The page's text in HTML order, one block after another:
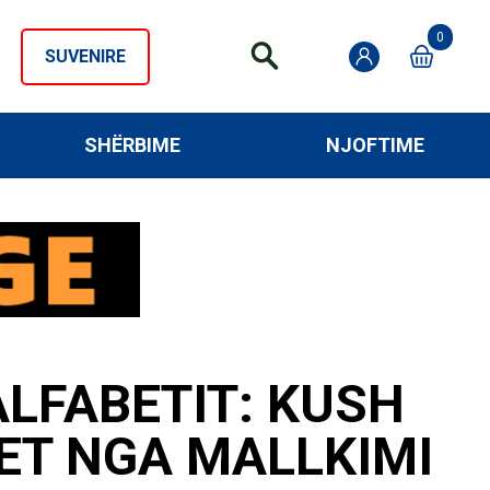
SUVENIRE
0
SHËRBIME NJOFTIME
KUSH
NGA MALLKIMI